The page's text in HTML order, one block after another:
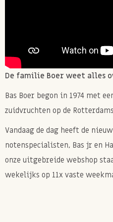
Gebruik de vijgen om je
komen na een zware
is dat je niet hoeft te
2 a 3 vijgen mee en zodra
out eet je de vijgen op.
dan is je lichaam zelf al op
om energie te krijgen!
De familie Boer weet alles
Bas Boer begon in 1974 met
zuidvruchten op de
Vandaag de dag heeft de
notenspecialisten, Bas jr en
onze uitgebreide webshop
wekelijks op 11x vaste